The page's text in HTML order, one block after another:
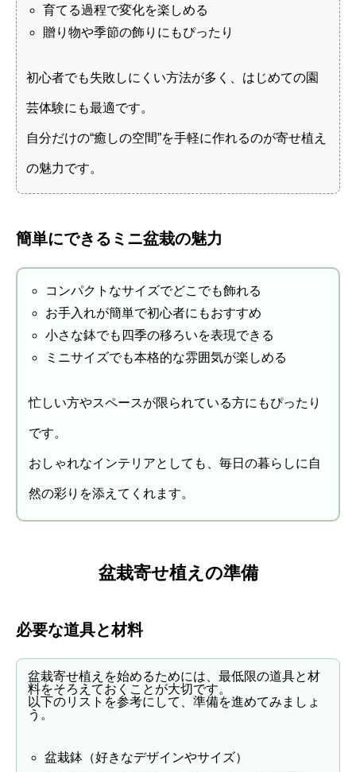
育てる過程で変化を楽しめる
贈り物や季節の飾りにもぴったり
初心者でも失敗しにくい方法が多く、はじめての園
芸体験にも最適です。
自分だけの“癒しの空間”を手軽に作れるのが寄せ植え
の魅力です。
簡単にできるミニ盆栽の魅力
コンパクトなサイズでどこでも飾れる
お手入れが簡単で初心者にもおすすめ
小さな鉢でも四季の移ろいを表現できる
ミニサイズでも本格的な雰囲気が楽しめる
忙しい方やスペースが限られている方にもぴったり
です。
おしゃれなインテリアとしても、毎日の暮らしに自
然の彩りを添えてくれます。
盆栽寄せ植えの準備
必要な道具と材料
盆栽寄せ植えを始めるためには、最低限の道具と材
料をそろえておくことが大切です。
以下のリストを参考にして、準備を進めてみましょ
う。
盆栽鉢（好きなデザインやサイズ）